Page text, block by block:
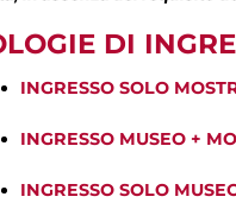
DI
INGRESSO SOLO
INGRESSO MUSEO +
INGRESSO SOLO